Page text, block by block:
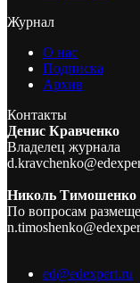
Журнал
О нас
Подписка
Архив
Контакты
Денис Кравченко
Владелец журнала
Николь Тимошенко
По вопросам
ed@edexpert.ru